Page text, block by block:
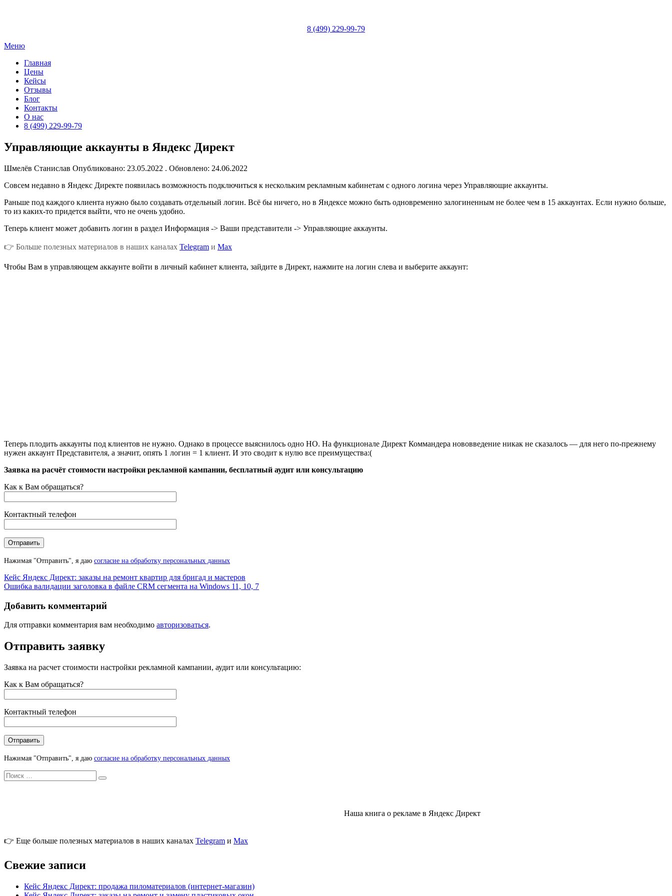
8 (499) 229-99-79
Меню
Главная
Цены
Кейсы
Отзывы
Блог
Контакты
О нас
8 (499) 229-99-79
Управляющие аккаунты в Яндекс Директ
Шмелёв Станислав Опубликовано: 23.05.2022 . Обновлено: 24.06.2022
Совсем недавно в Яндекс Директе появилась возможность подключиться к нескольким рекламным кабинетам с одного логина через Управляющие аккаунты.
Раньше под каждого клиента нужно было создавать отдельный логин. Всё бы ничего, но в Яндексе можно быть одновременно залогиненным не более чем в 15 аккаунтах. Если нужно больше,
то из каких-то придется выйти, что не очень удобно.
Теперь клиент может добавить логин в раздел Информация -> Ваши представители -> Управляющие аккаунты.
👉 Больше полезных материалов в наших каналах Telegram и Max
Чтобы Вам в управляющем аккаунте войти в личный кабинет клиента, зайдите в Директ, нажмите на логин слева и выберите аккаунт:
Теперь плодить аккаунты под клиентов не нужно. Однако в процессе выяснилось одно НО. На функционале Директ Коммандера нововведение никак не сказалось — для него по-прежнему
нужен аккаунт Представителя, а значит, опять 1 логин = 1 клиент. И это сводит к нулю все преимущества:(
Posted inБлог
Заявка на расчёт стоимости настройки рекламной кампании, бесплатный аудит или консультацию
Как к Вам обращаться?
Контактный телефон
Нажимая "Отправить", я даю согласие на обработку персональных данных
Навигация
по
записям
Кейс Яндекс Директ: заказы на ремонт квартир для бригад и мастеров
Ошибка валидации заголовка в файле CRM сегмента на Windows 11, 10, 7
Добавить комментарий
Для отправки комментария вам необходимо авторизоваться.
Отправить заявку
Заявка на расчет стоимости настройки рекламной кампании, аудит или консультацию:
Как к Вам обращаться?
Контактный телефон
Нажимая "Отправить", я даю согласие на обработку персональных данных
Искать
Search
Наша книга о рекламе в Яндекс Директ
👉 Еще больше полезных материалов в наших каналах Telegram и Max
Свежие записи
Кейс Яндекс Директ: продажа пиломатериалов (интернет-магазин)